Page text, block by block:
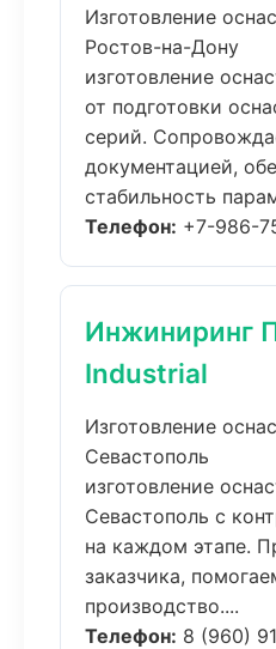
Изготовление
Ростов-на-Дону
изготовление
от подготовки
серий.
документацией,
стабильность
Телефон: +7-986-
Инжиниринг
Industrial
Изготовление
Севастополь
изготовление
Севастополь с
на каждом этапе.
заказчика,
производство....
Телефон: 8 (960)